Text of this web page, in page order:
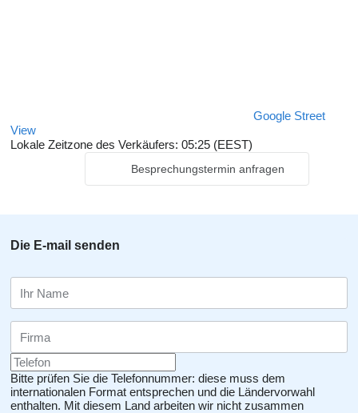
Google Street
View
Lokale Zeitzone des Verkäufers: 05:25 (EEST)
Besprechungstermin anfragen
Die E-mail senden
Bitte prüfen Sie die Telefonnummer: diese muss dem
internationalen Format entsprechen und die Ländervorwahl
enthalten. Mit diesem Land arbeiten wir nicht zusammen